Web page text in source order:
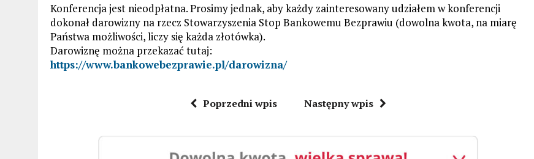
Konferencja jest nieodpłatna. Prosimy jednak, aby każdy zainteresowany udziałem w konferencji
dokonał darowizny na rzecz Stowarzyszenia Stop Bankowemu Bezprawiu (dowolna kwota, na miarę
Państwa możliwości, liczy się każda złotówka).
Darowiznę można przekazać tutaj:
https://www.bankowebezprawie.pl/darowizna/
Poprzedni wpis Następny wpis